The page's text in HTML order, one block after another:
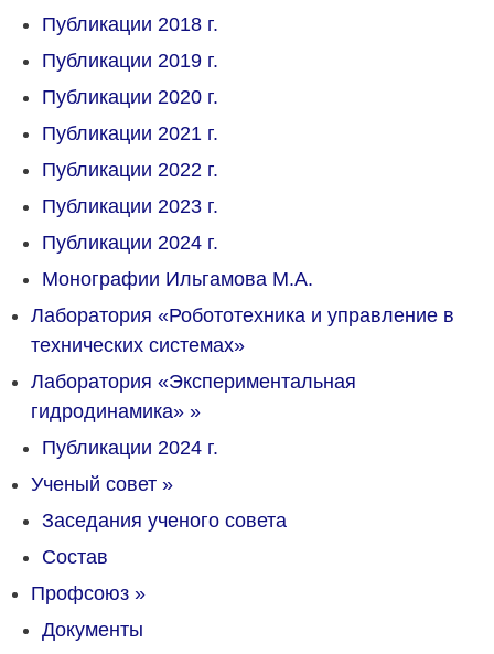
Публикации 2018 г.
Публикации 2019 г.
Публикации 2020 г.
Публикации 2021 г.
Публикации 2022 г.
Публикации 2023 г.
Публикации 2024 г.
Монографии Ильгамова М.А.
Лаборатория «Робототехника и управление в
технических системах»
Лаборатория «Экспериментальная
гидродинамика» »
Публикации 2024 г.
Ученый совет »
Заседания ученого совета
Состав
Профсоюз »
Документы